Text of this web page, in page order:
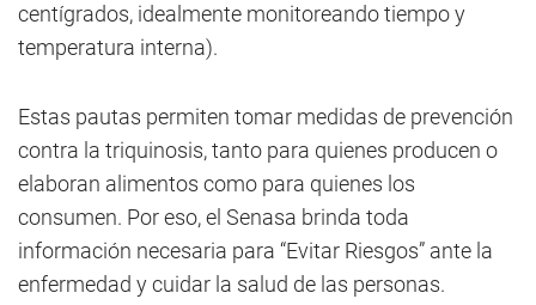
centígrados, idealmente monitoreando tiempo y
temperatura interna).
Estas pautas permiten tomar medidas de prevención
contra la triquinosis, tanto para quienes producen o
elaboran alimentos como para quienes los
consumen. Por eso, el Senasa brinda toda
información necesaria para “Evitar Riesgos” ante la
enfermedad y cuidar la salud de las personas.